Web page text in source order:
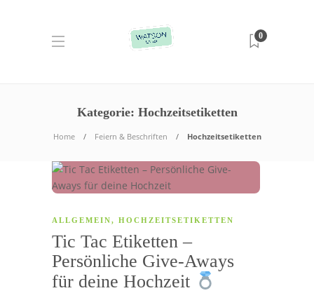
0
Kategorie: Hochzeitsetiketten
Home Feiern & Beschriften Hochzeitsetiketten
ALLGEMEIN, HOCHZEITSETIKETTEN
Tic Tac Etiketten –
Persönliche Give-Aways
für deine Hochzeit